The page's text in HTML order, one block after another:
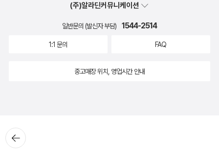
뒤로가
기
(주)알라딘커뮤니케이션
일반문의 (발신자 부담) 1544-2514
1:1 문의 FAQ
중고매장 위치, 영업시간 안내